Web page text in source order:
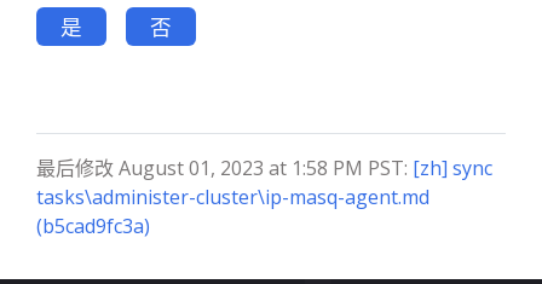
是 否
最后修改 August 01, 2023 at 1:58 PM PST: [zh] sync
tasks\administer-cluster\ip-masq-agent.md
(b5cad9fc3a)